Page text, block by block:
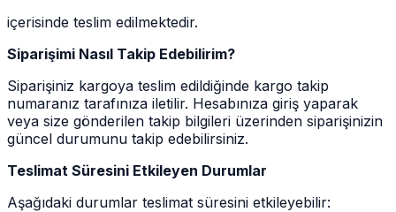
içerisinde teslim edilmektedir.
Siparişimi Nasıl Takip Edebilirim?
Siparişiniz kargoya teslim edildiğinde kargo takip
numaranız tarafınıza iletilir. Hesabınıza giriş yaparak
veya size gönderilen takip bilgileri üzerinden siparişinizin
güncel durumunu takip edebilirsiniz.
Teslimat Süresini Etkileyen Durumlar
Aşağıdaki durumlar teslimat süresini etkileyebilir: